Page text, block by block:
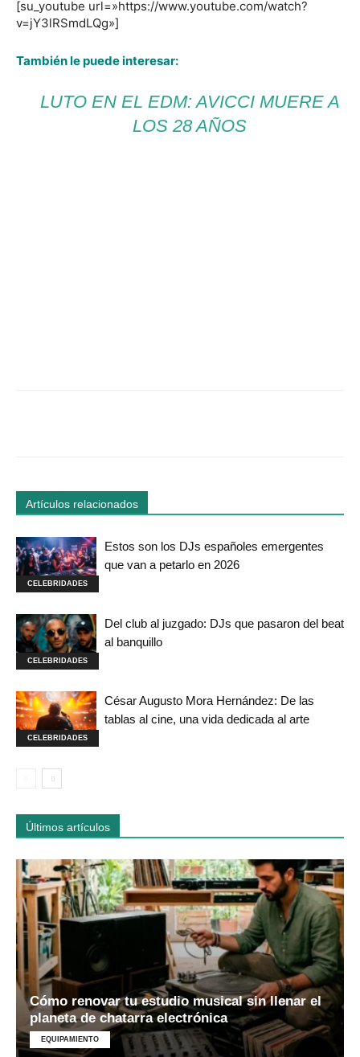
[su_youtube url=»https://www.youtube.com/watch?
v=jY3lRSmdLQg»]
También le puede interesar:
LUTO EN EL EDM: AVICCI MUERE A
LOS 28 AÑOS
Artículos relacionados
CELEBRIDADES
Estos son los DJs españoles emergentes
que van a petarlo en 2026
CELEBRIDADES
Del club al juzgado: DJs que pasaron del beat
al banquillo
CELEBRIDADES
César Augusto Mora Hernández: De las
tablas al cine, una vida dedicada al arte
Últimos artículos
Cómo renovar tu estudio musical sin llenar el
planeta de chatarra electrónica
EQUIPAMIENTO